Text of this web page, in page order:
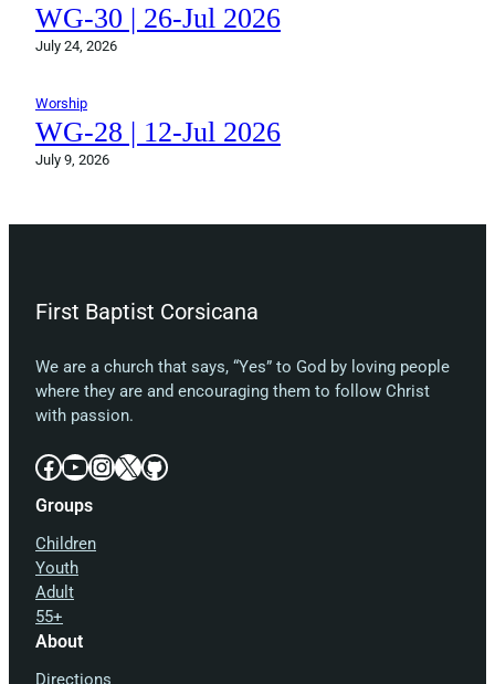
WG-30 | 26-Jul 2026
July 24, 2026
Worship
WG-28 | 12-Jul 2026
July 9, 2026
First Baptist Corsicana
We are a church that says, “Yes” to God by loving people
where they are and encouraging them to follow Christ
with passion.
Facebook YouTube InstagramX GitHub
Groups
Children
Youth
Adult
55+
About
Directions